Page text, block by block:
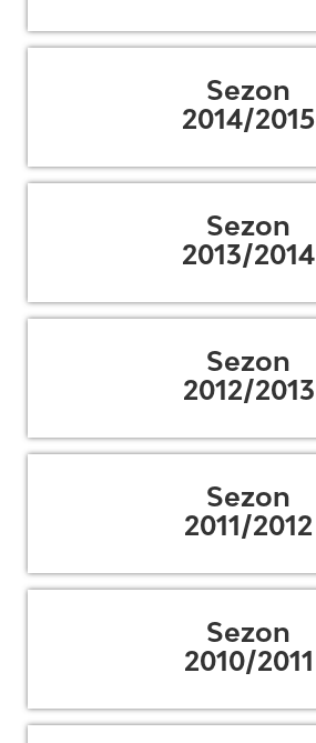
Sezon
2014/2015
Sezon
2013/2014
Sezon
2012/2013
Sezon
2011/2012
Sezon
2010/2011